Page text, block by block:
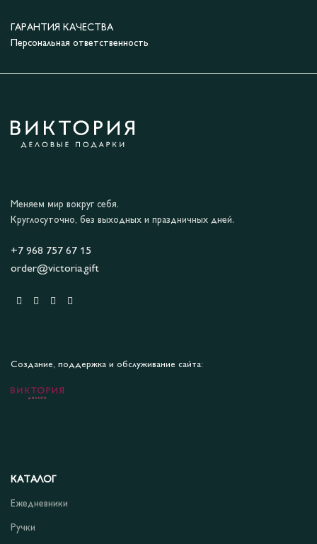
ГАРАНТИЯ КАЧЕСТВА
Персональная ответственность
Меняем мир вокруг себя.
Круглосуточно, без выходных и праздничных дней.
+7 968 757 67 15
order@victoria.gift
Создание, поддержка и обслуживание сайта:
КАТАЛОГ
Ежедневники
Ручки